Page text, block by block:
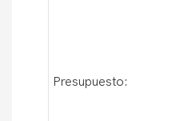
Presupuesto: